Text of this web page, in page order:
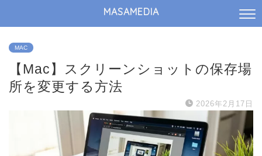
MASAMEDIA
MAC
【Mac】スクリーンショットの保存場
所を変更する方法
2026年2月17日